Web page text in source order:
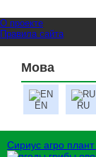
О проекте
Правила сайта
Мова
EN RU
Сириус агро плант